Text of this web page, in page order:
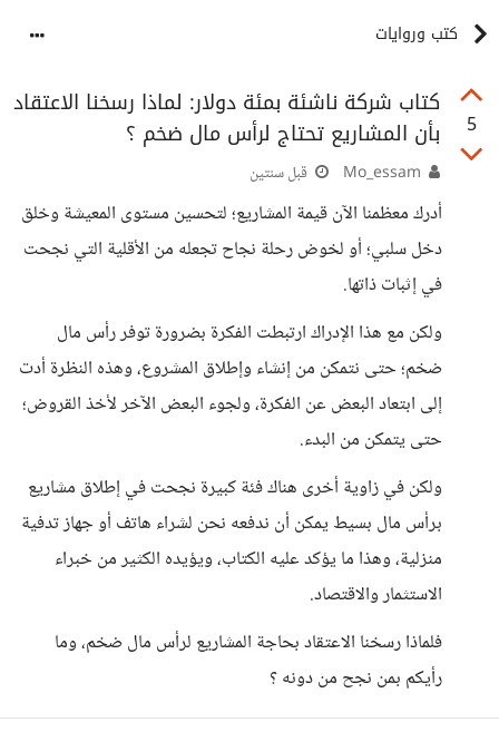
كتب وروايات
5
كتاب شركة ناشئة بمئة دولار: لماذا رسخنا الاعتقاد
بأن المشاريع تحتاج لرأس مال ضخم ؟
قبل سنتين
أدرك معظمنا الآن قيمة المشاريع؛ لتحسين مستوى المعيشة وخلق
دخل سلبي؛ أو لخوض رحلة نجاح تجعله من الأقلية التي نجحت
في إثبات ذاتها.
ولكن مع هذا الإدراك ارتبطت الفكرة بضرورة توفر رأس مال
ضخم؛ حتى نتمكن من إنشاء وإطلاق المشروع، وهذه النظرة أدت
إلى ابتعاد البعض عن الفكرة، ولجوء البعض الآخر لأخذ القروض؛
حتى يتمكن من البدء.
ولكن في زاوية أخرى هناك فئة كبيرة نجحت في إطلاق مشاريع
برأس مال بسيط يمكن أن ندفعه نحن لشراء هاتف أو جهاز تدفية
منزلية، وهذا ما يؤكد عليه الكتاب، ويؤيده الكثير من خبراء
الاستثمار والاقتصاد.
فلماذا رسخنا الاعتقاد بحاجة المشاريع لرأس مال ضخم، وما
رأيكم بمن نجح من دونه ؟